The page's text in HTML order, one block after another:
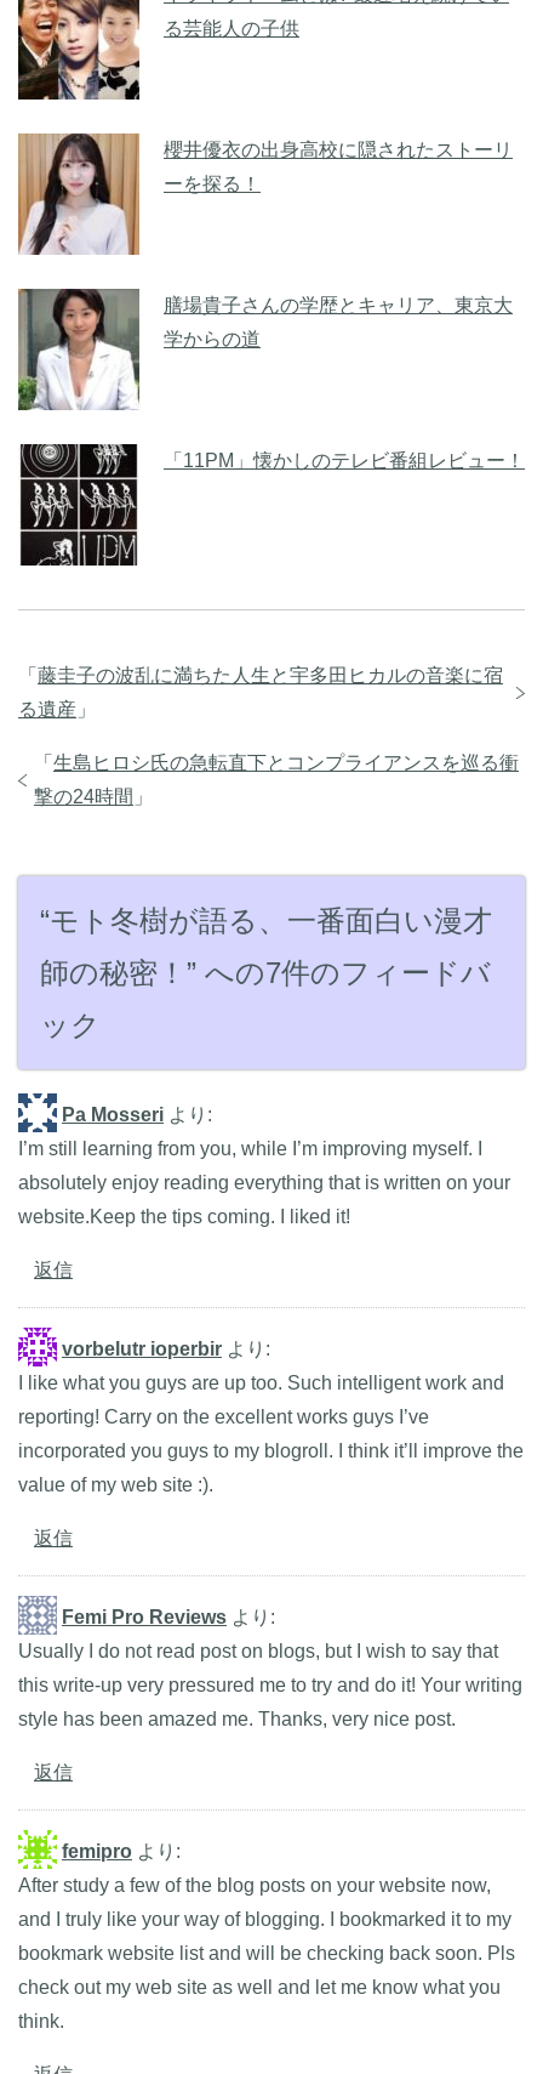
る芸能人の子供
櫻井優衣の出身高校に隠されたストーリ
ーを探る！
膳場貴子さんの学歴とキャリア、東京大
学からの道
「11PM」懐かしのテレビ番組レビュー！
「 藤圭子の波乱に満ちた人生と宇多田ヒカルの音楽に宿
る遺産 」
「 生島ヒロシ氏の急転直下とコンプライアンスを巡る衝
撃の24時間 」
“モト冬樹が語る、一番面白い漫才
師の秘密！” への7件のフィードバ
ック
Pa Mosseri より:
I’m still learning from you, while I’m improving myself. I
absolutely enjoy reading everything that is written on your
website.Keep the tips coming. I liked it!
返信
vorbelutr ioperbir より:
I like what you guys are up too. Such intelligent work and
reporting! Carry on the excellent works guys I’ve
incorporated you guys to my blogroll. I think it’ll improve the
value of my web site :).
返信
Femi Pro Reviews より:
Usually I do not read post on blogs, but I wish to say that
this write-up very pressured me to try and do it! Your writing
style has been amazed me. Thanks, very nice post.
返信
femipro より:
After study a few of the blog posts on your website now,
and I truly like your way of blogging. I bookmarked it to my
bookmark website list and will be checking back soon. Pls
check out my web site as well and let me know what you
think.